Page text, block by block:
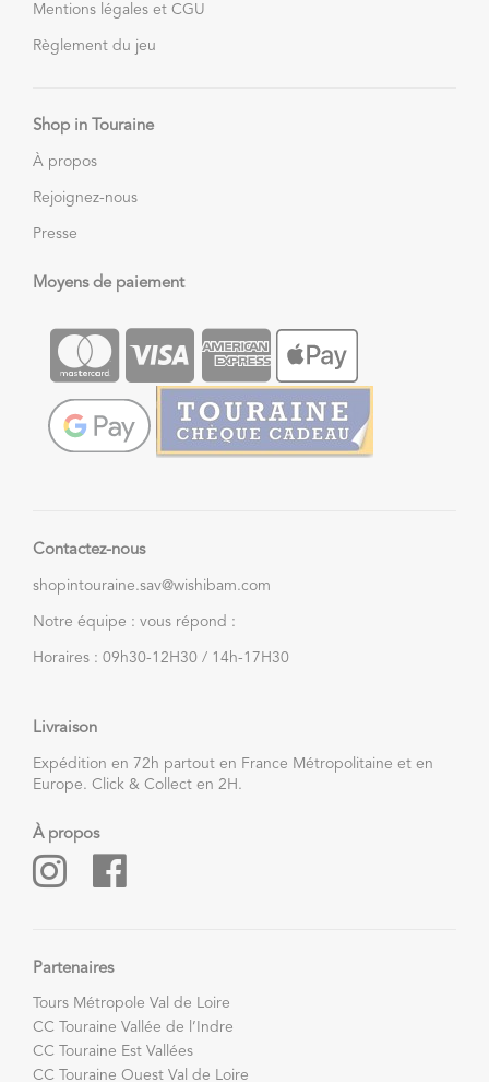
Mentions légales et CGU
Règlement du jeu
Shop in Touraine
À propos
Rejoignez-nous
Presse
Moyens de paiement
Contactez-nous
shopintouraine.sav@wishibam.com
Notre équipe : vous répond :
Horaires : 09h30-12H30 / 14h-17H30
Livraison
Expédition en 72h partout en France Métropolitaine et en
Europe. Click & Collect en 2H.
À propos
Partenaires
Tours Métropole Val de Loire
CC Touraine Vallée de l’Indre
CC Touraine Est Vallées
CC Touraine Ouest Val de Loire